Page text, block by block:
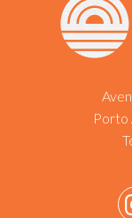
Porto